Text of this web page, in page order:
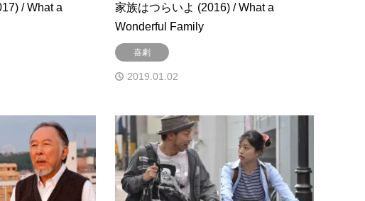
/ What a
家族はつらいよ (2016) / What a
Wonderful Family
喜劇
2019.01.02